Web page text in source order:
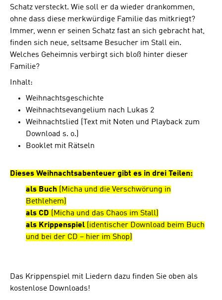
Schatz versteckt. Wie soll er da wieder drankommen,
ohne dass diese merkwürdige Familie das mitkriegt?
Immer, wenn er seinen Schatz fast an sich gebracht hat,
finden sich neue, seltsame Besucher im Stall ein.
Welches Geheimnis verbirgt sich bloß hinter dieser
Familie?
Inhalt:
Weihnachtsgeschichte
Weihnachtsevangelium nach Lukas 2
Weihnachtslied (Text mit Noten und Playback zum
Download s. o.)
Booklet mit Rätseln
Dieses Weihnachtsabenteuer gibt es in drei Teilen:
als Buch (Micha und die Verschwörung in
Bethlehem)
als CD (Micha und das Chaos im Stall)
als Krippenspiel (identischer Download beim Buch
und bei der CD – hier im Shop)
Das Krippenspiel mit Liedern dazu finden Sie oben als
kostenlose Downloads!